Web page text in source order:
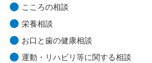
こころの相談
栄養相談
お口と歯の健康相談
運動・リハビリ等に関する相談